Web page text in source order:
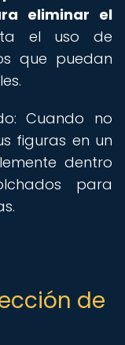
eliminar el
el uso de
que puedan
Cuando no
figuras en un
dentro
para
de